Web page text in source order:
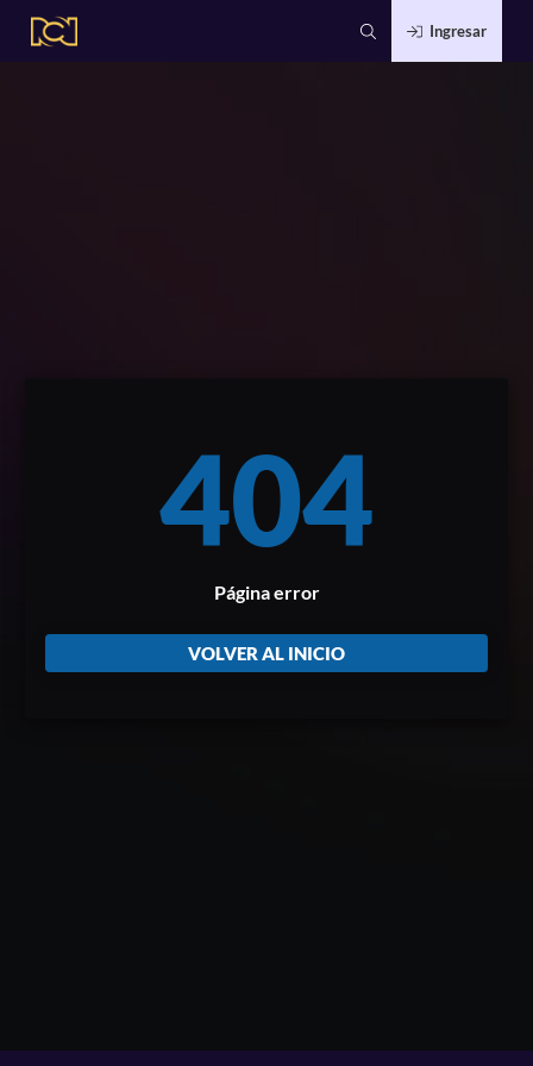
Ingresar
404
Página error
VOLVER AL INICIO